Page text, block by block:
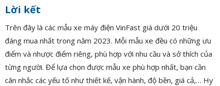
Lời kết
Trên đây là các mẫu xe máy điện VinFast giá dưới 20 triệu
đáng mua nhất trong năm 2023. Mỗi mẫu xe đều có những ưu
điểm và nhược điểm riêng, phù hợp với nhu cầu và sở thích của
từng người. Để lựa chọn được mẫu xe phù hợp nhất, bạn cần
cân nhắc các yếu tố như thiết kế, vận hành, độ bền, giá cả,… Hy